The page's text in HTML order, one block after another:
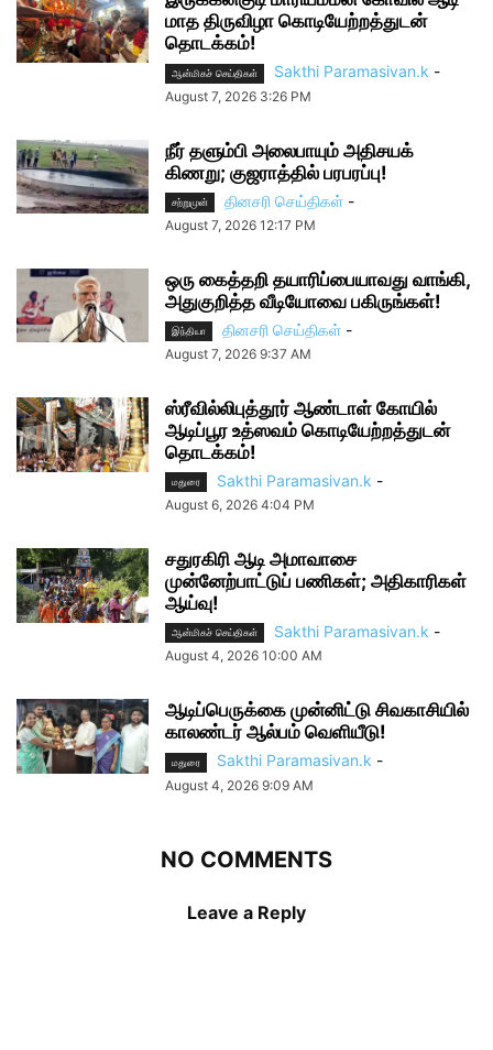
மாத திருவிழா கொடியேற்றத்துடன்
தொடக்கம்!
ஆன்மிகச் செய்திகள் Sakthi Paramasivan.k -
August 7, 2026 3:26 PM
நீர் தளும்பி அலைபாயும் அதிசயக்
கிணறு; குஜராத்தில் பரபரப்பு!
சற்றுமுன் தினசரி செய்திகள் -
August 7, 2026 12:17 PM
ஒரு கைத்தறி தயாரிப்பையாவது வாங்கி,
அதுகுறித்த வீடியோவை பகிருங்கள்!
இந்தியா தினசரி செய்திகள் -
August 7, 2026 9:37 AM
ஸ்ரீவில்லிபுத்தூர் ஆண்டாள் கோயில்
ஆடிப்பூர உத்ஸவம் கொடியேற்றத்துடன்
தொடக்கம்!
மதுரை Sakthi Paramasivan.k -
August 6, 2026 4:04 PM
சதுரகிரி ஆடி அமாவாசை
முன்னேற்பாட்டுப் பணிகள்; அதிகாரிகள்
ஆய்வு!
ஆன்மிகச் செய்திகள் Sakthi Paramasivan.k -
August 4, 2026 10:00 AM
ஆடிப்பெருக்கை முன்னிட்டு சிவகாசியில்
காலண்டர் ஆல்பம் வெளியீடு!
மதுரை Sakthi Paramasivan.k -
August 4, 2026 9:09 AM
NO COMMENTS
Leave a Reply